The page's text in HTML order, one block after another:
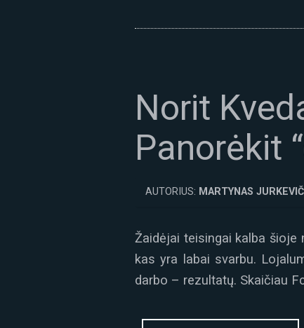
Norit
Panorėkit
AUTORIUS: MARTYNAS
Žaidėjai teisingai kalba
kas yra labai svarbu.
darbo – rezultatų. Skaičiau